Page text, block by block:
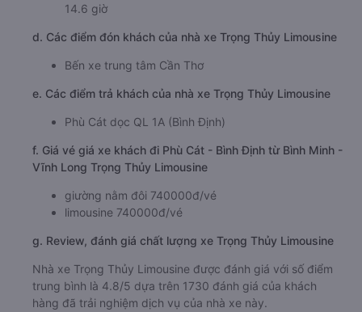
14.6 giờ
d. Các điểm đón khách của nhà xe Trọng Thủy Limousine
Bến xe trung tâm Cần Thơ
e. Các điểm trả khách của nhà xe Trọng Thủy Limousine
Phù Cát dọc QL 1A (Bình Định)
f. Giá vé giá xe khách đi Phù Cát - Bình Định từ Bình Minh -
Vĩnh Long Trọng Thủy Limousine
giường nằm đôi 740000đ/vé
limousine 740000đ/vé
g. Review, đánh giá chất lượng xe Trọng Thủy Limousine
Nhà xe Trọng Thủy Limousine được đánh giá với số điểm
trung bình là 4.8/5 dựa trên 1730 đánh giá của khách
hàng đã trải nghiệm dịch vụ của nhà xe này.